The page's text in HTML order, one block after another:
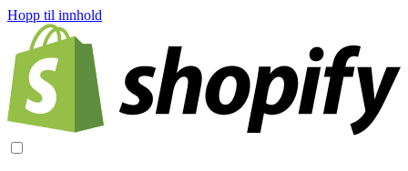
Hopp til innhold